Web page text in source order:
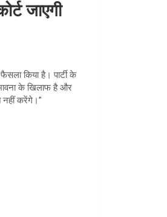
जाएगी
किया है। पार्टी के
के खिलाफ है और
नहीं करेंगे।”